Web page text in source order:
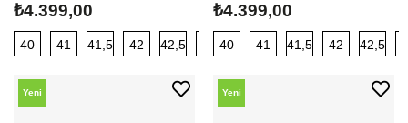
₺4.399,00
40 41 41,5 42 42,5 45
₺4.399,00
40 41 41,5 42 42,5
Yeni Yeni